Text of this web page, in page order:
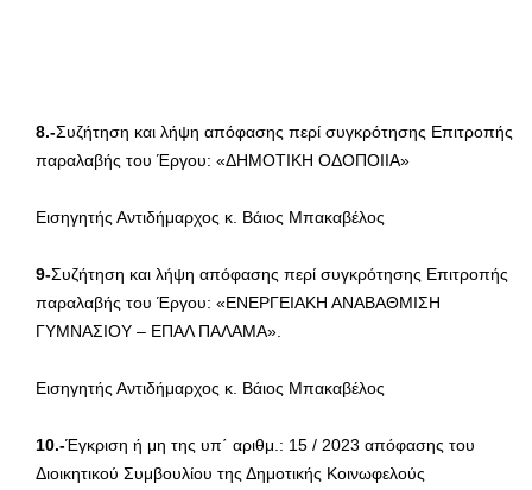
8.-Συζήτηση και λήψη απόφασης περί συγκρότησης Επιτροπής
παραλαβής του Έργου: «ΔΗΜΟΤΙΚΗ ΟΔΟΠΟΙΙΑ»
Εισηγητής Αντιδήμαρχος κ. Βάιος Μπακαβέλος
9-Συζήτηση και λήψη απόφασης περί συγκρότησης Επιτροπής
παραλαβής του Έργου: «ΕΝΕΡΓΕΙΑΚΗ ΑΝΑΒΑΘΜΙΣΗ
ΓΥΜΝΑΣΙΟΥ – ΕΠΑΛ ΠΑΛΑΜΑ».
Εισηγητής Αντιδήμαρχος κ. Βάιος Μπακαβέλος
10.-Έγκριση ή μη της υπ΄ αριθμ.: 15 / 2023 απόφασης του
Διοικητικού Συμβουλίου της Δημοτικής Κοινωφελούς